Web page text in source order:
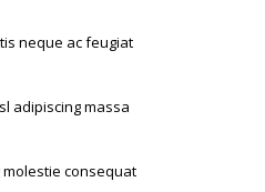
neque ac feugiat
adipiscing massa
consequat